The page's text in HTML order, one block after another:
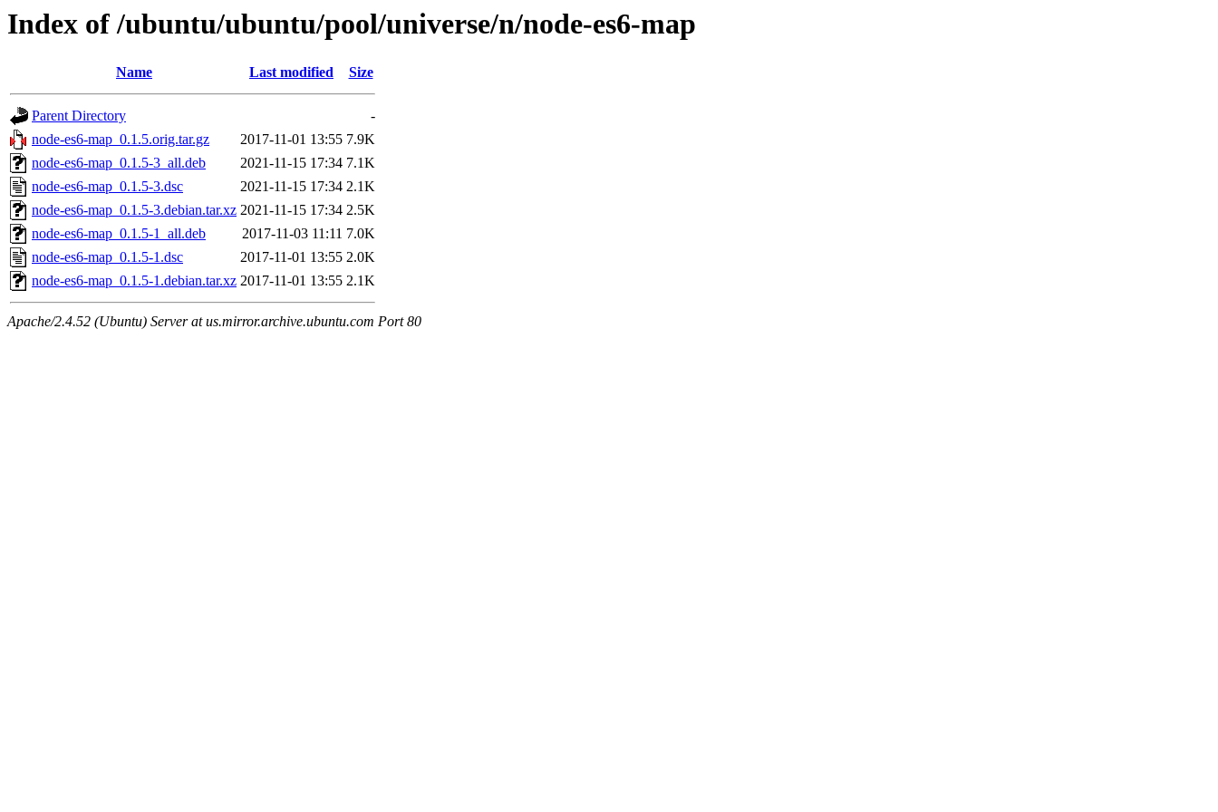
Index of /ubuntu/ubuntu/pool/universe/n/node-es6-map
Name Last modified Size
Parent Directory
-
node-es6-map_0.1.5.orig.tar.gz
2017-11-01 13:55 7.9K
node-es6-map_0.1.5-3_all.deb
2021-11-15 17:34 7.1K
node-es6-map_0.1.5-3.dsc
2021-11-15 17:34 2.1K
node-es6-map_0.1.5-3.debian.tar.xz 2021-11-15 17:34 2.5K
node-es6-map_0.1.5-1_all.deb
2017-11-03 11:11 7.0K
node-es6-map_0.1.5-1.dsc
2017-11-01 13:55 2.0K
node-es6-map_0.1.5-1.debian.tar.xz 2017-11-01 13:55 2.1K
Apache/2.4.52 (Ubuntu) Server at us.mirror.archive.ubuntu.com Port 80